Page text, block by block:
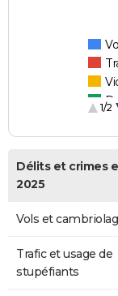
1/2
Délits et crimes
2025
Vols et
Trafic et usage de
stupéfiants